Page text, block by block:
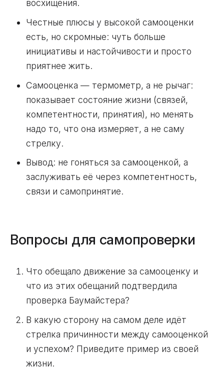
восхищения.
Честные плюсы у высокой самооценки
есть, но скромные: чуть больше
инициативы и настойчивости и просто
приятнее жить.
Самооценка — термометр, а не рычаг:
показывает состояние жизни (связей,
компетентности, принятия), но менять
надо то, что она измеряет, а не саму
стрелку.
Вывод: не гоняться за самооценкой, а
заслуживать её через компетентность,
связи и самопринятие.
Вопросы для самопроверки
Что обещало движение за самооценку и
что из этих обещаний подтвердила
проверка Баумайстера?
В какую сторону на самом деле идёт
стрелка причинности между самооценкой
и успехом? Приведите пример из своей
жизни.